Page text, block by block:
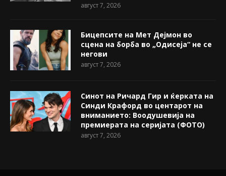
август 7, 2026
Бицепсите на Мет Дејмон во
сцена на борба во „Одисеја“ не се
негови
август 7, 2026
Синот на Ричард Гир и ќерката на
Синди Крафорд во центарот на
вниманието: Воодушевија на
премиерата на серијата (ФОТО)
август 7, 2026